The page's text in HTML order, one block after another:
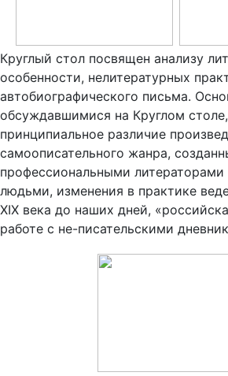
Круглый стол посвящен анализу
особенности, нелитературных
автобиографического письма.
обсуждавшимися на Круглом
принципиальное различие
самоописательного жанра,
профессиональными
людьми, изменения в практике
XIX века до наших дней,
работе с не-писательскими